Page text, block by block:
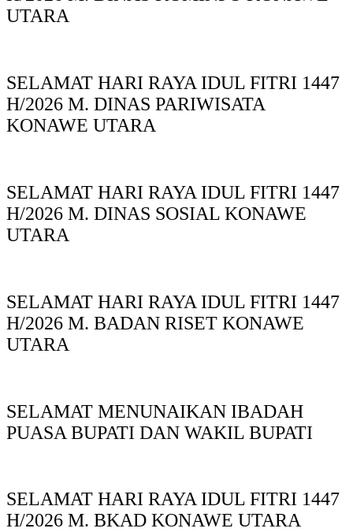
UTARA
SELAMAT HARI RAYA IDUL FITRI 1447
H/2026 M. DINAS PARIWISATA
KONAWE UTARA
SELAMAT HARI RAYA IDUL FITRI 1447
H/2026 M. DINAS SOSIAL KONAWE
UTARA
SELAMAT HARI RAYA IDUL FITRI 1447
H/2026 M. BADAN RISET KONAWE
UTARA
SELAMAT MENUNAIKAN IBADAH
PUASA BUPATI DAN WAKIL BUPATI
SELAMAT HARI RAYA IDUL FITRI 1447
H/2026 M. BKAD KONAWE UTARA